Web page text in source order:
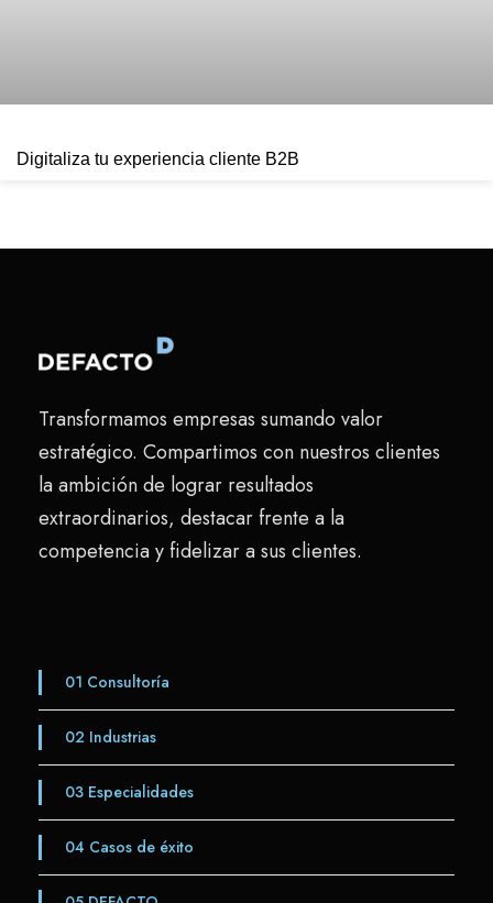
Digitaliza tu experiencia cliente B2B
Transformamos empresas sumando valor
estratégico. Compartimos con nuestros clientes
la ambición de lograr resultados
extraordinarios, destacar frente a la
competencia y fidelizar a sus clientes.
01 Consultoría
02 Industrias
03 Especialidades
04 Casos de éxito